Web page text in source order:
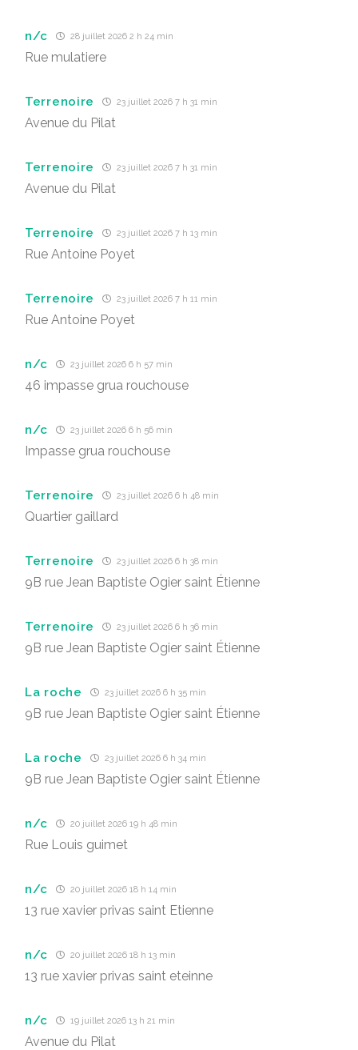
n/c 28 juillet 2026 2 h 24 min
Rue mulatiere
Terrenoire 23 juillet 2026 7 h 31 min
Avenue du Pilat
Terrenoire 23 juillet 2026 7 h 31 min
Avenue du Pilat
Terrenoire 23 juillet 2026 7 h 13 min
Rue Antoine Poyet
Terrenoire 23 juillet 2026 7 h 11 min
Rue Antoine Poyet
n/c 23 juillet 2026 6 h 57 min
46 impasse grua rouchouse
n/c 23 juillet 2026 6 h 56 min
Impasse grua rouchouse
Terrenoire 23 juillet 2026 6 h 48 min
Quartier gaillard
Terrenoire 23 juillet 2026 6 h 38 min
9B rue Jean Baptiste Ogier saint Étienne
Terrenoire 23 juillet 2026 6 h 36 min
9B rue Jean Baptiste Ogier saint Étienne
La roche 23 juillet 2026 6 h 35 min
9B rue Jean Baptiste Ogier saint Étienne
La roche 23 juillet 2026 6 h 34 min
9B rue Jean Baptiste Ogier saint Étienne
n/c 20 juillet 2026 19 h 48 min
Rue Louis guimet
n/c 20 juillet 2026 18 h 14 min
13 rue xavier privas saint Etienne
n/c 20 juillet 2026 18 h 13 min
13 rue xavier privas saint eteinne
n/c 19 juillet 2026 13 h 21 min
Avenue du Pilat